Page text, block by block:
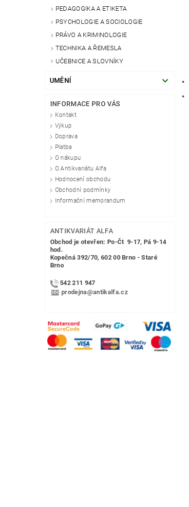
PEDAGOGIKA A ETIKETA
PSYCHOLOGIE A SOCIOLOGIE
PRÁVO A KRIMINOLOGIE
TECHNIKA A ŘEMESLA
UČEBNICE A SLOVNÍKY
UMĚNÍ
INFORMACE PRO VÁS
Kontakt
Výkup
Doprava
Platba
O nákupu
O Antikvariátu Alfa
Hodnocení obchodu
Obchodní podmínky
Informační memorandum
ANTIKVARIÁT ALFA
Obchod je otevřen: Po-Čt 9-17, Pá 9-14
hod.
Kopečná 392/70, 602 00 Brno - Staré
Brno
542 211 947
prodejna@antikalfa.cz